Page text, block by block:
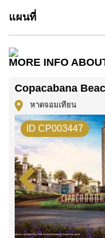
บาทต่อเดือน
มัดจำ 2 เดือน ก่อนเข้
คุณ!
ติดต่อ Cornerstone
หรือ อีเมล
WhatsApp ของสำ
แผนที่
MORE INFO
Copacabana
หาดจอมเทียน
ID CP003447